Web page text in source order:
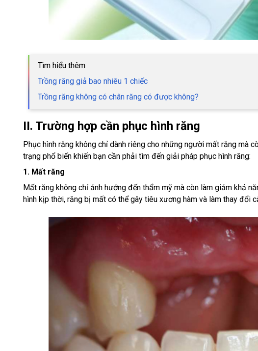
Tìm hiểu thêm
Trồng răng giả bao nhiêu 1 chiếc
Trồng răng không có chân răng có được không?
II. Trường hợp cần phục hình răng
Phục hình răng không chỉ dành riêng cho những người mất răng mà
trạng phổ biến khiến bạn cần phải tìm đến giải pháp phục hình răng:
1. Mất răng
Mất răng không chỉ ảnh hưởng đến thẩm mỹ mà còn làm giảm khả
hình kịp thời, răng bị mất có thể gây tiêu xương hàm và làm thay đổi